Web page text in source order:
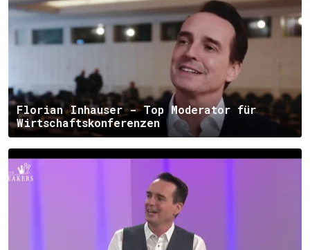
Florian Inhauser - Top Moderator für
Wirtschaftskonferenzen